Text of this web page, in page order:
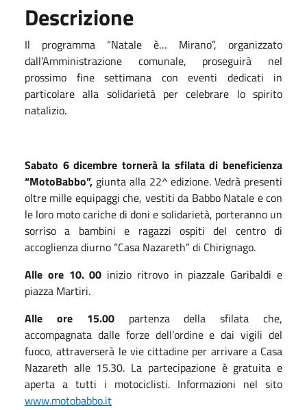
Descrizione
Il programma “Natale è… Mirano”, organizzato
dall’Amministrazione comunale, proseguirà nel
prossimo fine settimana con eventi dedicati in
particolare alla solidarietà per celebrare lo spirito
natalizio.
Sabato 6 dicembre tornerà la sfilata di beneficienza
“MotoBabbo”, giunta alla 22^ edizione. Vedrà presenti
oltre mille equipaggi che, vestiti da Babbo Natale e con
le loro moto cariche di doni e solidarietà, porteranno un
sorriso a bambini e ragazzi ospiti del centro di
accoglienza diurno “Casa Nazareth” di Chirignago.
Alle ore 10. 00 inizio ritrovo in piazzale Garibaldi e
piazza Martiri.
Alle ore 15.00partenza della sfilata che,
accompagnata dalle forze dell’ordine e dai vigili del
fuoco, attraverserà le vie cittadine per arrivare a Casa
Nazareth alle 15.30. La partecipazione è gratuita e
aperta a tutti i motociclisti. Informazioni nel sito
www.motobabbo.it